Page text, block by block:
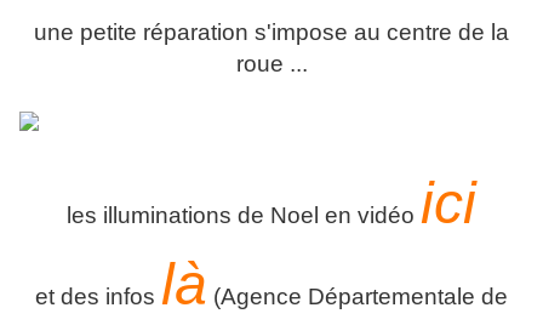
une petite réparation s'impose au centre de la
roue ...
les illuminations de Noel en vidéo ici
et des infos là (Agence Départementale de